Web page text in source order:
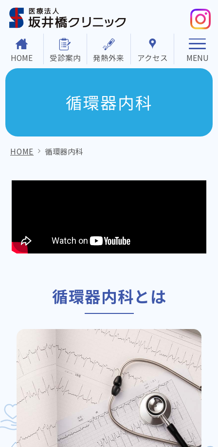
医
療
法
人
坂
井
橋
ク
HOME 受診案内 発熱外来 アクセス
循環器内科
HOME 循環器内科
循環器内科とは